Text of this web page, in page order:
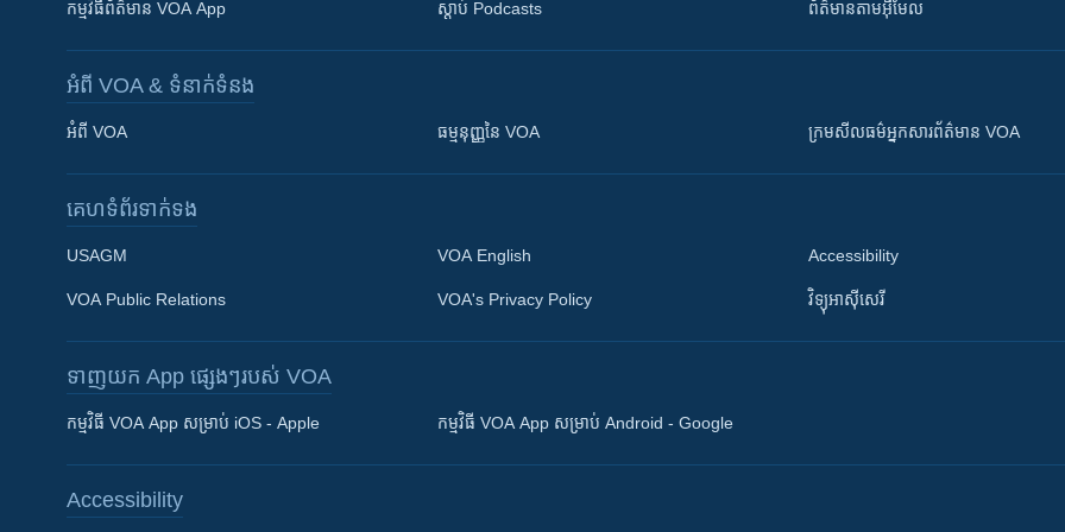
Khmer English
កម្មវិធី​ព័ត៌មាន VOA App ស្តាប់ Podcasts ព័ត៌មាន​តាម​អ៊ីមែល
អំពី​ VOA & ទំនាក់ទំនង
អំពី​ VOA ធម្មនុញ្ញ​នៃ VOA ក្រម​​​សីលធម៌​​​អ្នក​​​សារព័ត៌មាន VOA
គេហទំព័រ​​ទាក់ទង
USAGM
VOA Public Relations
VOA English
VOA's Privacy Policy
Accessibility
វិទ្យុ​អាស៊ី​សេរី
ទាញយក​ App ផ្សេងៗ​របស់​ VOA
កម្មវិធី​ VOA App សម្រាប់ iOS - Apple កម្មវិធី​ VOA App សម្រាប់ Android - Google
Accessibility